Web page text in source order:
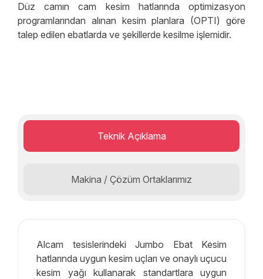
Düz camın cam kesim hatlarında optimizasyon
programlarından alınan kesim planlara (OPTI) göre
talep edilen ebatlarda ve şekillerde kesilme işlemidir.
Teknik Açıklama
Makina / Çözüm Ortaklarımız
Alcam tesislerindeki Jumbo Ebat Kesim
hatlarında uygun kesim uçları ve onaylı uçucu
kesim yağı kullanarak standartlara uygun